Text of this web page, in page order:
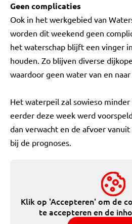
Geen complicaties
Ook in het werkgebied van
worden dit weekend geen
het waterschap blijft een vinger
houden. Zo blijven diverse
waardoor geen water van en
Het waterpeil zal sowieso
eerder deze week werd
dan verwacht en de afvoer
bij de prognoses.
Klik op 'Accepteren' om de
te accepteren en de